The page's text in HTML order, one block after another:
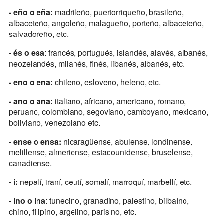
- eño o eña: madrileño, puertorriqueño, brasileño,
albaceteño, angoleño, malagueño, porteño, albaceteño,
salvadoreño, etc.
- és o esa: francés, portugués, islandés, alavés, albanés,
neozelandés, milanés, finés, libanés, albanés, etc.
- eno o ena: chileno, esloveno, heleno, etc.
- ano o ana: italiano, africano, americano, romano,
peruano, colombiano, segoviano, camboyano, mexicano,
boliviano, venezolano etc.
- ense o ensa: nicaragüense, abulense, londinense,
melillense, almeriense, estadounidense, bruselense,
canadiense.
- i: nepalí, iraní, ceutí, somalí, marroquí, marbellí, etc.
- ino o ina: tunecino, granadino, palestino, bilbaíno,
chino, filipino, argelino, parisino, etc.